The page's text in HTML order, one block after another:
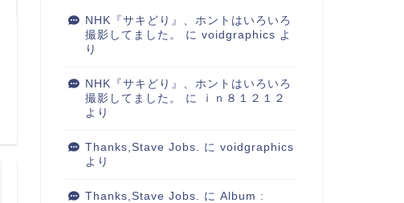
NHK『サキどり』、ホントはいろいろ
撮影してました。
に voidgraphics よ
り
NHK『サキどり』、ホントはいろいろ
撮影してました。
に
ｉｎ８１２１２
より
Thanks,Stave Jobs. に voidgraphics
より
Thanks,Stave Jobs. に Album :